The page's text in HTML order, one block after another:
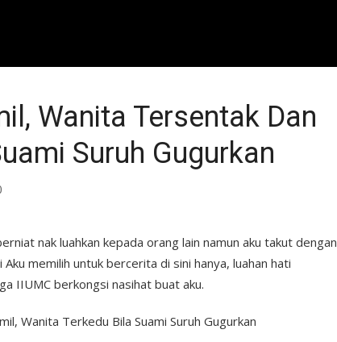
Wanita Tersentak Dan
Suruh Gugurkan
nak luahkan kepada orang lain namun aku takut dengan
Aku memilih untuk bercerita di sini hanya, luahan hati
IIUMC berkongsi nasihat buat aku.